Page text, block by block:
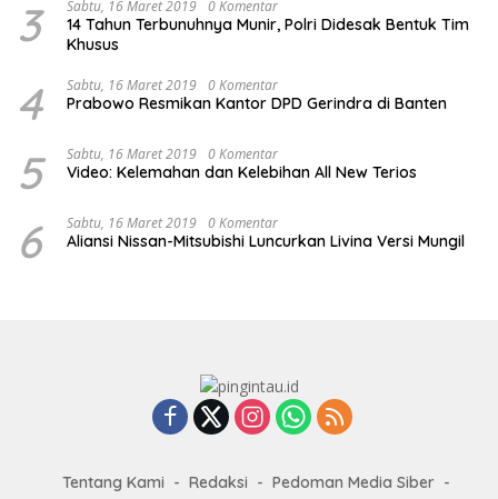
3 Sabtu, 16 Maret 2019 0 Komentar
14 Tahun Terbunuhnya Munir, Polri Didesak Bentuk Tim
Khusus
4 Sabtu, 16 Maret 2019 0 Komentar
Prabowo Resmikan Kantor DPD Gerindra di Banten
5 Sabtu, 16 Maret 2019 0 Komentar
Video: Kelemahan dan Kelebihan All New Terios
6 Sabtu, 16 Maret 2019 0 Komentar
Aliansi Nissan-Mitsubishi Luncurkan Livina Versi Mungil
Tentang Kami Redaksi
Pedoman Media Siber